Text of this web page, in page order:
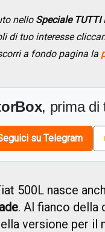
nello Speciale TUTTI
di tuo interesse
a fondo pagina la
, prima di
su Telegram
500L nasce
. Al fianco della
versione per il